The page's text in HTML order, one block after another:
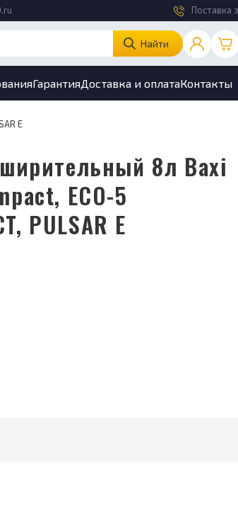
Поставка
Найти
ГарантияДоставка и оплатаКонтакты
E
ECO-5
PULSAR E